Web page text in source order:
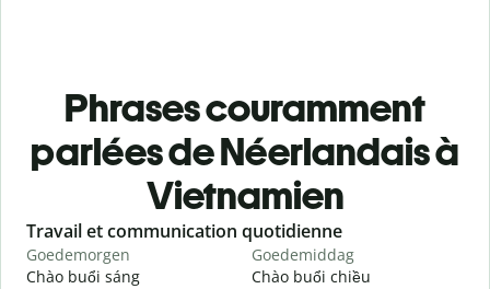
Phrases couramment
parlées de Néerlandais à
Vietnamien
Slide 1 of 6
Travail et communication quotidienne
Goedemorgen
Chào buổi sáng
Goedemiddag
Chào buổi chiều